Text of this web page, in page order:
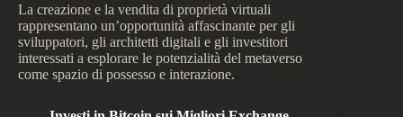
La creazione e la vendita di proprietà virtuali
rappresentano un’opportunità affascinante per gli
sviluppatori, gli architetti digitali e gli investitori
interessati a esplorare le potenzialità del metaverso
come spazio di possesso e interazione.